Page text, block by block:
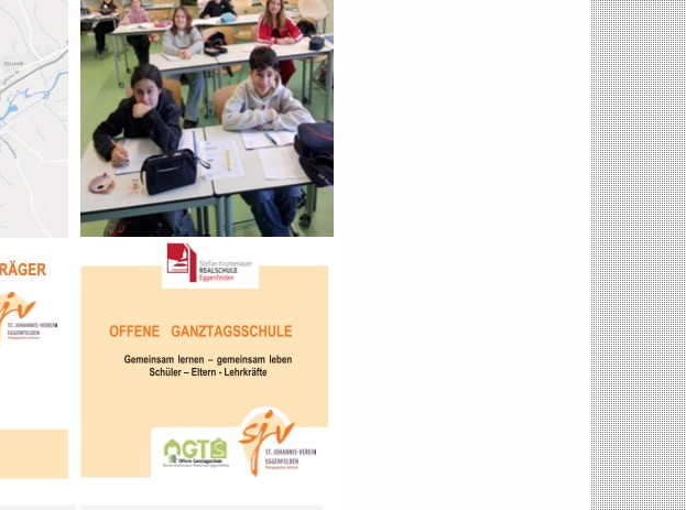
WAHLPFLICHTFÄCHERGRUPPE II
WAHLPFLICHTFÄCHERGRUPPE III F
WAHLPFLICHTFÄCHERGRUPPE III W
PROFILKLASSEN
TABLETKLASSEN
HAUSORDNUNG
MEDIENNUTZUNG
PRESSE
ORIENTIERUNGSPRAKTIKUM